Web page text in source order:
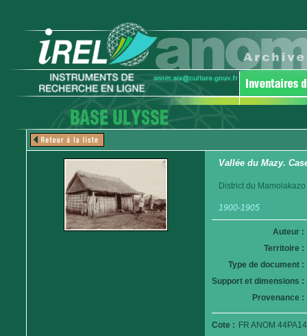
Vallée du Mazy.
District du Mamolakazo
1900-1905
Auteur :
Territoire :
Type de document :
Support et dimensions :
Provenance :
Cote : FR ANOM